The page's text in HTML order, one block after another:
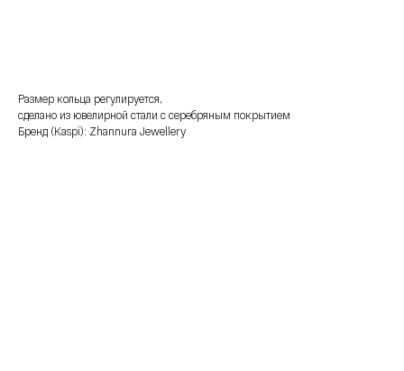
Размер кольца регулируется,
сделано из ювелирной стали с серебряным покрытием
Бренд (Kaspi): Zhannura Jewellery